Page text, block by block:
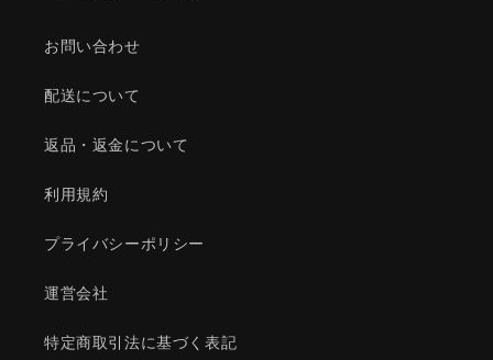
お問い合わせ
配送について
返品・返金について
利用規約
プライバシーポリシー
運営会社
特定商取引法に基づく表記